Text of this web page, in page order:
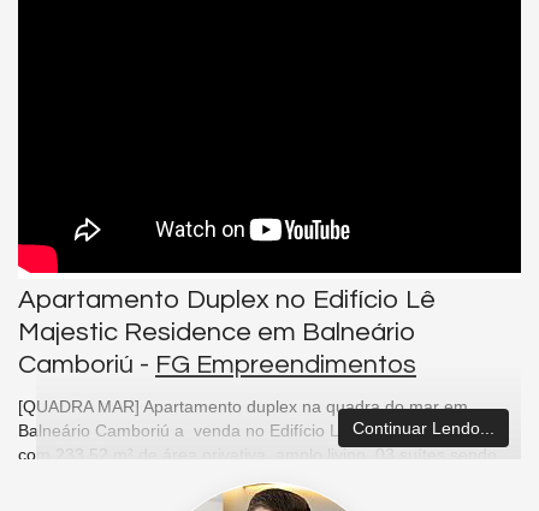
Apartamento Duplex no Edifício Lê
Majestic Residence em Balneário
Camboriú - FG Empreendimentos
[QUADRA MAR] Apartamento duplex na quadra do mar em
Balneário Camboriú a venda no Edifício Lê Majestic Residence
com 233,52 m² de área privativa, amplo living, 03 suítes sendo
uma master com hidromassagem, closet separado, sala de jantar
e estar integradas, pé direito duplo, churrasqueira, semi
Continuar Lendo...